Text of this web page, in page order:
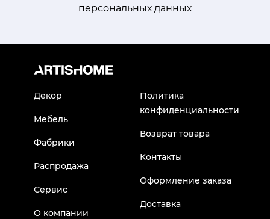
персональных данных
Декор
Мебель
Фабрики
Распродажа
Сервис
О компании
Политика
конфиденциальности
Возврат товара
Контакты
Оформление заказа
Доставка